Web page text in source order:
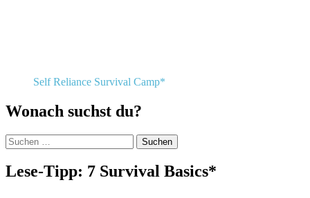
Self Reliance Survival Camp*
Wonach suchst du?
Suchen
nach:
Lese-Tipp: 7 Survival Basics*